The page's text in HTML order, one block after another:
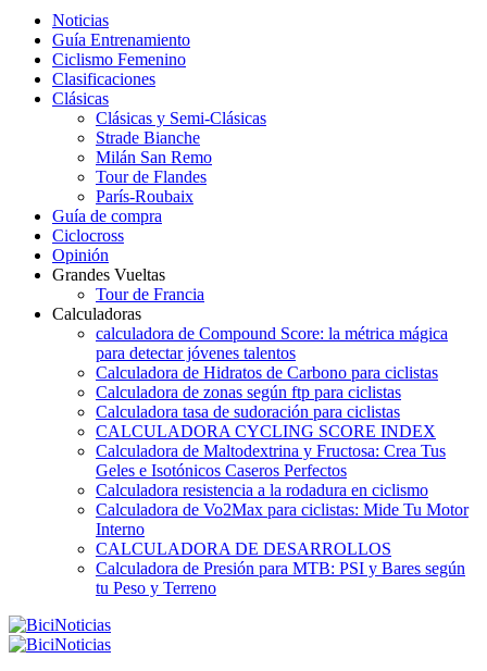
Noticias
Guía Entrenamiento
Ciclismo Femenino
Clasificaciones
Clásicas
Clásicas y Semi-Clásicas
Strade Bianche
Milán San Remo
Tour de Flandes
París-Roubaix
Guía de compra
Ciclocross
Opinión
Grandes Vueltas
Tour de Francia
Calculadoras
calculadora de Compound Score: la métrica mágica
para detectar jóvenes talentos
Calculadora de Hidratos de Carbono para ciclistas
Calculadora de zonas según ftp para ciclistas
Calculadora tasa de sudoración para ciclistas
CALCULADORA CYCLING SCORE INDEX
Calculadora de Maltodextrina y Fructosa: Crea Tus
Geles e Isotónicos Caseros Perfectos
Calculadora resistencia a la rodadura en ciclismo
Calculadora de Vo2Max para ciclistas: Mide Tu Motor
Interno
CALCULADORA DE DESARROLLOS
Calculadora de Presión para MTB: PSI y Bares según
tu Peso y Terreno